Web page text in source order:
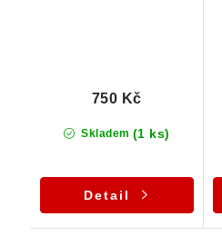
Skladem (1 ks)
750 Kč
Detail